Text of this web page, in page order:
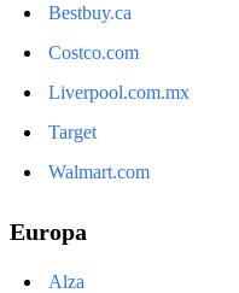
Bestbuy.ca
Costco.com
Liverpool.com.mx
Target
Walmart.com
Europa
Alza